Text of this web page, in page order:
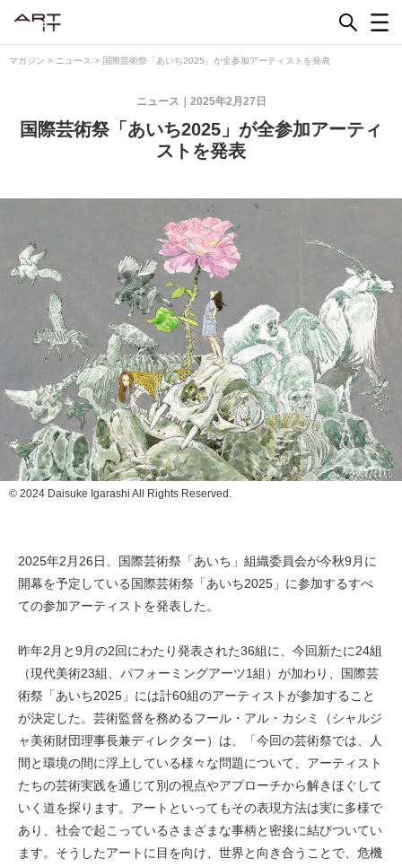
マガジン > ニュース > 国際芸術祭「あいち2025」が全参加アーティストを発表
2025年2月27日
ニュース
国際芸術祭「あいち2025」が全参加アーティ
ストを発表
© 2024 Daisuke Igarashi All Rights Reserved.
2025年2月26日、国際芸術祭「あいち」組織委員会が今秋9月に
開幕を予定している国際芸術祭「あいち2025」に参加するすべ
ての参加アーティストを発表した。
昨年2月と9月の2回にわたり発表された36組に、今回新たに24組
（現代美術23組、パフォーミングアーツ1組）が加わり、国際芸
術祭「あいち2025」には計60組のアーティストが参加すること
が決定した。芸術監督を務めるフール・アル・カシミ（シャルジ
ャ美術財団理事長兼ディレクター）は、「今回の芸術祭では、人
間と環境の間に浮上している様々な問題について、アーティスト
たちの芸術実践を通じて別の視点やアプローチから解きほぐして
いく道を探ります。アートといってもその表現方法は実に多様で
あり、社会で起こっているさまざまな事柄と密接に結びついてい
ます。そうしたアートに目を向け、世界と向き合うことで、危機